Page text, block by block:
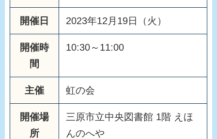
開催日 2023年12月19日（火）
開催時
間
10:30～11:00
主催 虹の会
開催場
所
三原市立中央図書館 1階 えほ
んのへや